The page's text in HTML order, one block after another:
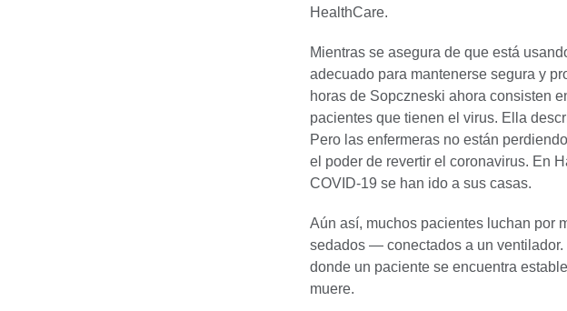
HealthCare.
Mientras se asegura de que está
adecuado para mantenerse segura y
horas de Sopczneski ahora consisten
pacientes que tienen el virus. Ella
Pero las enfermeras no están
el poder de revertir el coronavirus. En
COVID-19 se han ido a sus casas.
Aún así, muchos pacientes luchan por
sedados — conectados a un
donde un paciente se encuentra
muere.